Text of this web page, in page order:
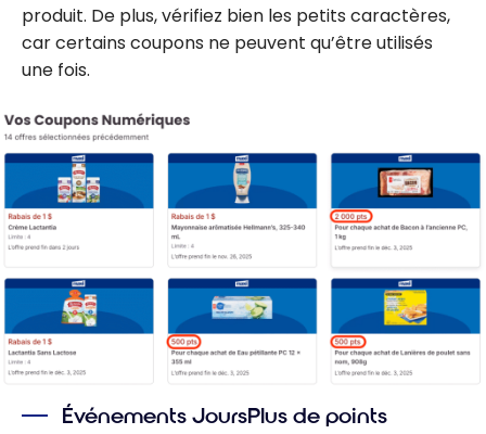
produit. De plus, vérifiez bien les petits caractères,
car certains coupons ne peuvent qu’être utilisés
une fois.
Événements JoursPlus de points